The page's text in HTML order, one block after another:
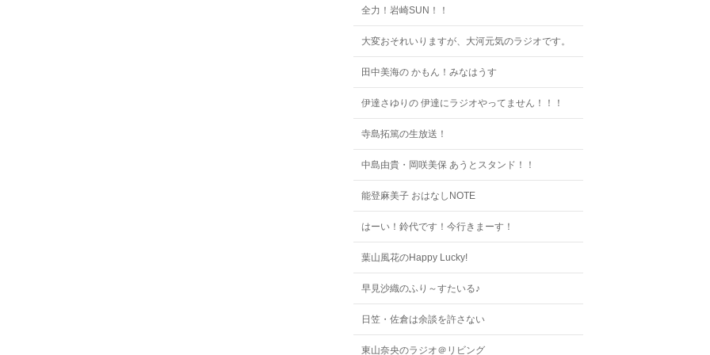
全力！岩崎SUN！！
大変おそれいりますが、大河元気のラジオです。
田中美海の かもん！みなはうす
伊達さゆりの 伊達にラジオやってません！！！
寺島拓篤の生放送！
中島由貴・岡咲美保 あうとスタンド！！
能登麻美子 おはなしNOTE
はーい！鈴代です！今行きまーす！
葉山風花のHappy Lucky!
早見沙織のふり～すたいる♪
日笠・佐倉は余談を許さない
東山奈央のラジオ＠リビング